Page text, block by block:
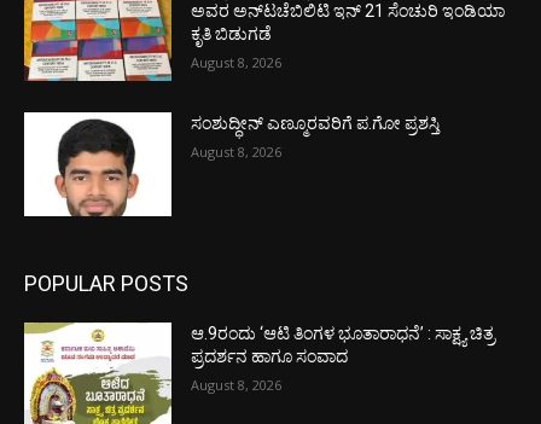
ಅವರ ಅನ್‌ಟಚೆಬಿಲಿಟಿ ಇನ್ 21 ಸೆಂಚುರಿ ಇಂಡಿಯಾ
ಕೃತಿ ಬಿಡುಗಡೆ
August 8, 2026
ಸಂಶುದ್ಧೀನ್ ಎಣ್ಮೂರವರಿಗೆ ಪ.ಗೋ ಪ್ರಶಸ್ತಿ
August 8, 2026
POPULAR POSTS
ಆ.9ರಂದು ‘ಆಟಿ ತಿಂಗಳ ಭೂತಾರಾಧನೆ’ : ಸಾಕ್ಷ್ಯ ಚಿತ್ರ
ಪ್ರದರ್ಶನ ಹಾಗೂ ಸಂವಾದ
August 8, 2026